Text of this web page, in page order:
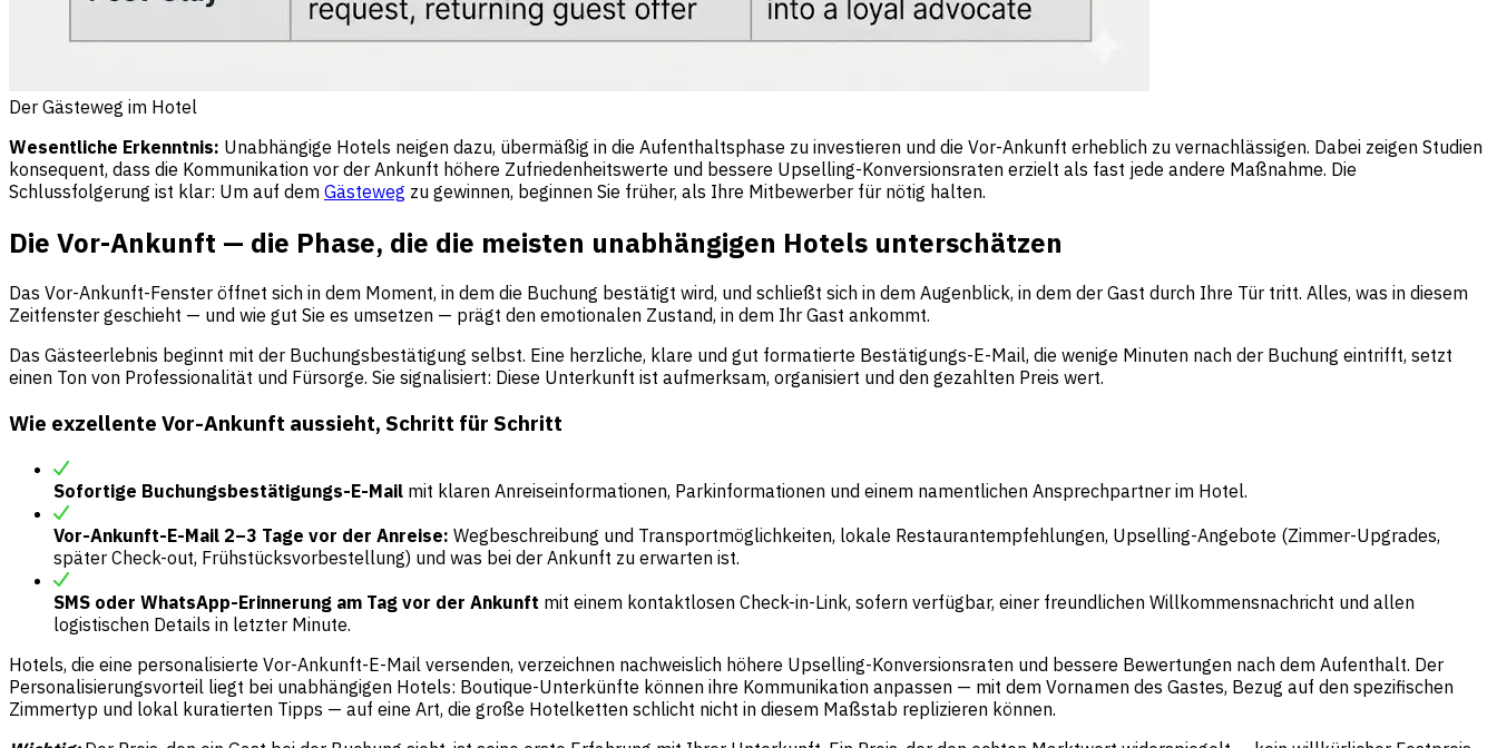
Der Gästeweg im Hotel
Wesentliche Erkenntnis: Unabhängige Hotels neigen dazu, übermäßig in die Aufenthaltsphase zu investieren und die Vor-Ankunft erheblich zu vernachlässigen. Dabei zeigen Studien
konsequent, dass die Kommunikation vor der Ankunft höhere Zufriedenheitswerte und bessere Upselling-Konversionsraten erzielt als fast jede andere Maßnahme. Die
Schlussfolgerung ist klar: Um auf dem Gästeweg zu gewinnen, beginnen Sie früher, als Ihre Mitbewerber für nötig halten.
Die Vor-Ankunft — die Phase, die die meisten unabhängigen Hotels unterschätzen
Das Vor-Ankunft-Fenster öffnet sich in dem Moment, in dem die Buchung bestätigt wird, und schließt sich in dem Augenblick, in dem der Gast durch Ihre Tür tritt. Alles, was in diesem
Zeitfenster geschieht — und wie gut Sie es umsetzen — prägt den emotionalen Zustand, in dem Ihr Gast ankommt.
Das Gästeerlebnis beginnt mit der Buchungsbestätigung selbst. Eine herzliche, klare und gut formatierte Bestätigungs-E-Mail, die wenige Minuten nach der Buchung eintrifft, setzt
einen Ton von Professionalität und Fürsorge. Sie signalisiert: Diese Unterkunft ist aufmerksam, organisiert und den gezahlten Preis wert.
Wie exzellente Vor-Ankunft aussieht, Schritt für Schritt
Sofortige Buchungsbestätigungs-E-Mail mit klaren Anreiseinformationen, Parkinformationen und einem namentlichen Ansprechpartner im Hotel.
Vor-Ankunft-E-Mail 2–3 Tage vor der Anreise: Wegbeschreibung und Transportmöglichkeiten, lokale Restaurantempfehlungen, Upselling-Angebote (Zimmer-Upgrades,
später Check-out, Frühstücksvorbestellung) und was bei der Ankunft zu erwarten ist.
SMS oder WhatsApp-Erinnerung am Tag vor der Ankunft mit einem kontaktlosen Check-in-Link, sofern verfügbar, einer freundlichen Willkommensnachricht und allen
logistischen Details in letzter Minute.
Hotels, die eine personalisierte Vor-Ankunft-E-Mail versenden, verzeichnen nachweislich höhere Upselling-Konversionsraten und bessere Bewertungen nach dem Aufenthalt. Der
Personalisierungsvorteil liegt bei unabhängigen Hotels: Boutique-Unterkünfte können ihre Kommunikation anpassen — mit dem Vornamen des Gastes, Bezug auf den spezifischen
Zimmertyp und lokal kuratierten Tipps — auf eine Art, die große Hotelketten schlicht nicht in diesem Maßstab replizieren können.